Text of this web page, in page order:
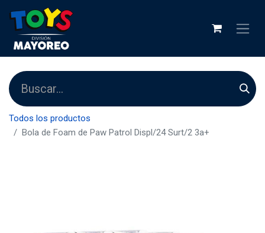
Todos los productos
Bola de Foam de Paw Patrol Displ/24 Surt/2 3a+